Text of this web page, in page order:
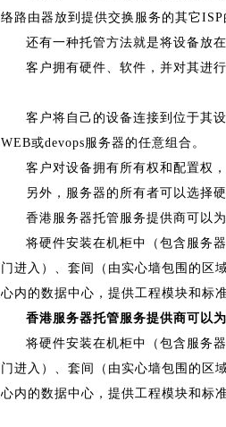
络路由器放到提供交换服务的其它ISP
还有一种托管方法就是将设备放
客户拥有硬件、软件，并对其进
客户将自己的设备连接到位于其
WEB或devops服务器的任意组合。
客户对设备拥有所有权和配置权
另外，服务器的所有者可以选择
香港服务器托管服务提供商可以
将硬件安装在机柜中（包含服务
门进入）、套间（由实心墙包围的
心内的数据中心，提供工程模块和标
香港服务器托管服务提供商可以
将硬件安装在机柜中（包含服务
门进入）、套间（由实心墙包围的
心内的数据中心，提供工程模块和标